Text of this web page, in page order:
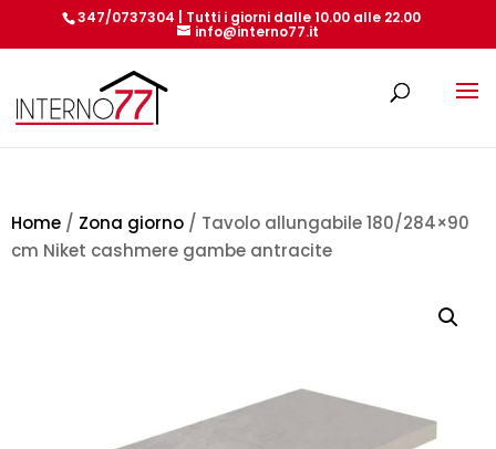
347/0737304 | Tutti i giorni dalle 10.00 alle 22.00
info@interno77.it
Home / Zona giorno / Tavolo allungabile 180/284×90
cm Niket cashmere gambe antracite